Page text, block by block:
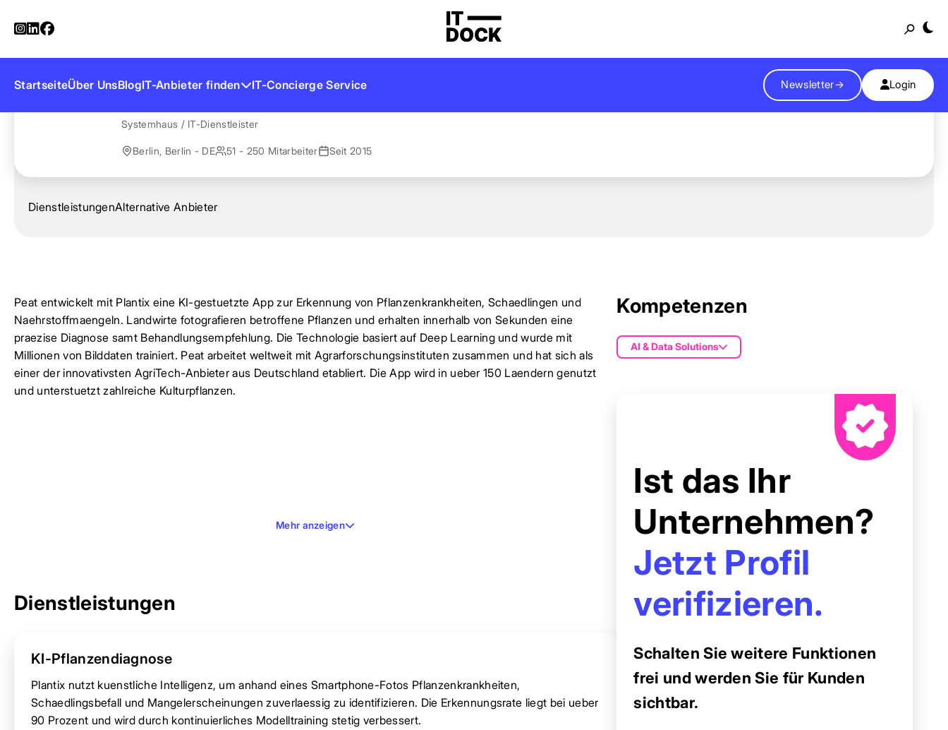
StartseiteÜber UnsBlogIT-Anbieter finden IT-Concierge Service Newsletter→ Login
Startseite
Peat (Plantix)
Systemhaus / IT-Dienstleister
Berlin, Berlin - DE 51 - 250 Mitarbeiter Seit 2015
DienstleistungenAlternative Anbieter
Peat entwickelt mit Plantix eine KI-gestuetzte App zur Erkennung von Pflanzenkrankheiten, Schaedlingen und
Naehrstoffmaengeln. Landwirte fotografieren betroffene Pflanzen und erhalten innerhalb von Sekunden eine
praezise Diagnose samt Behandlungsempfehlung. Die Technologie basiert auf Deep Learning und wurde mit
Millionen von Bilddaten trainiert. Peat arbeitet weltweit mit Agrarforschungsinstituten zusammen und hat sich als
einer der innovativsten AgriTech-Anbieter aus Deutschland etabliert. Die App wird in ueber 150 Laendern genutzt
und unterstuetzt zahlreiche Kulturpflanzen.
Mehr anzeigen
Dienstleistungen
KI-Pflanzendiagnose
Plantix nutzt kuenstliche Intelligenz, um anhand eines Smartphone-Fotos Pflanzenkrankheiten,
Schaedlingsbefall und Mangelerscheinungen zuverlaessig zu identifizieren. Die Erkennungsrate liegt bei ueber
90 Prozent und wird durch kontinuierliches Modelltraining stetig verbessert.
Kompetenzen
AI & Data Solutions
Ist das Ihr
Unternehmen?
Jetzt Profil
verifizieren.
Schalten Sie weitere Funktionen
frei und werden Sie für Kunden
sichtbar.